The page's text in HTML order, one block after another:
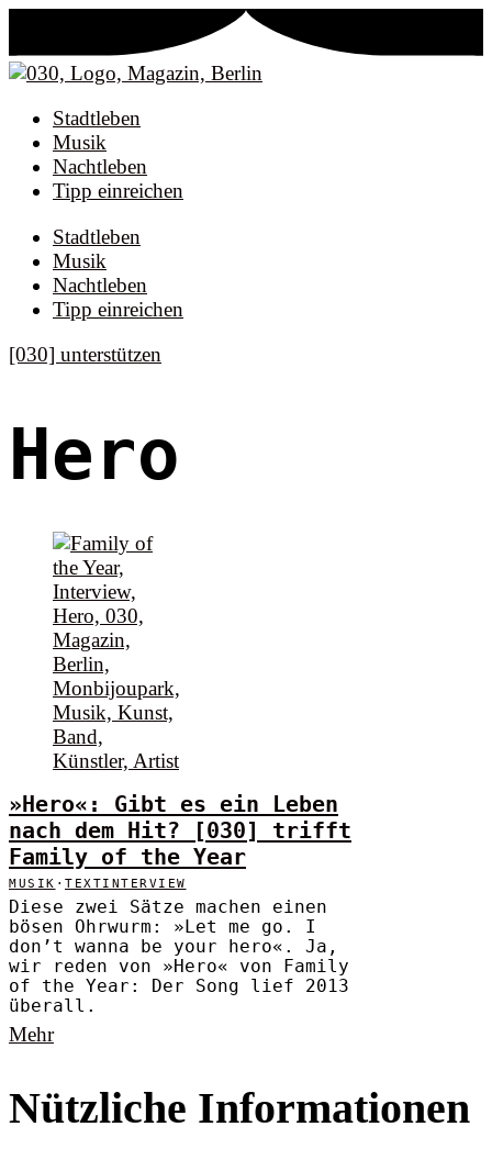
Stadtleben
Musik
Nachtleben
Tipp einreichen
Stadtleben
Musik
Nachtleben
Tipp einreichen
[030] unterstützen
Hero
»Hero«: Gibt es ein Leben
nach dem Hit? [030] trifft
Family of the Year
MUSIK · TEXTINTERVIEW
Diese zwei Sätze machen einen
bösen Ohrwurm: »Let me go. I
don’t wanna be your hero«. Ja,
wir reden von »Hero« von Family
of the Year: Der Song lief 2013
überall.
Mehr
Nützliche Informationen